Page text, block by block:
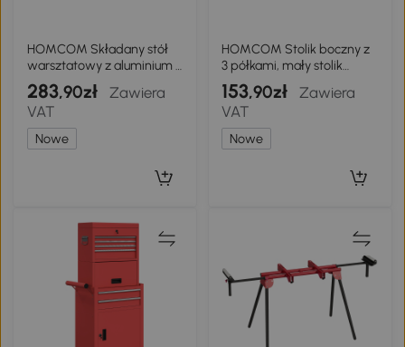
HOMCOM Składany stół
warsztatowy z aluminium z
uchwytem,
antypoślizgowy, 150 kg, 110
x 32 x 50 cm
283,90zł
Zawiera
VAT
Nowe
HOMCOM Stolik boczny z
3 półkami, mały stolik
nocny z metalowym
stelażem, Rustykalny Brąz
do salonu
153,90zł
Zawiera
VAT
Nowe